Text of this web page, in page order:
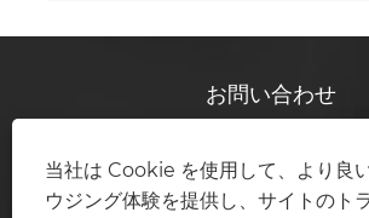
お問い合わせ
浙江金地凡技術有限公
当社は Cookie を使用して、より良
ウジング体験を提供し、サイトのト